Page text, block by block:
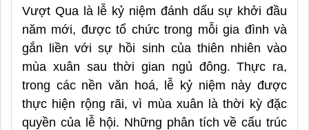
Vượt Qua là lễ kỷ niệm đánh dấu sự khởi đầu
năm mới, được tổ chức trong mỗi gia đình và
gắn liền với sự hồi sinh của thiên nhiên vào
mùa xuân sau thời gian ngủ đông. Thực ra,
trong các nền văn hoá, lễ kỷ niệm này được
thực hiện rộng rãi, vì mùa xuân là thời kỳ đặc
quyền của lễ hội. Những phân tích về cấu trúc